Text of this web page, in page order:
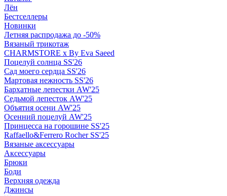
Лён
Бестселлеры
Новинки
Летняя распродажа до -50%
Вязаный трикотаж
CHARMSTORE х By Eva Saeed
Поцелуй солнца SS'26
Сад моего сердца SS'26
Мартовая нежность SS'26
Бархатные лепестки AW'25
Седьмой лепесток AW'25
Объятия осени AW'25
Осенний поцелуй AW'25
Принцесса на горошине SS'25
Raffaello&Ferrero Rocher SS'25
Вязаные аксессуары
Аксессуары
Брюки
Боди
Верхняя одежда
Джинсы